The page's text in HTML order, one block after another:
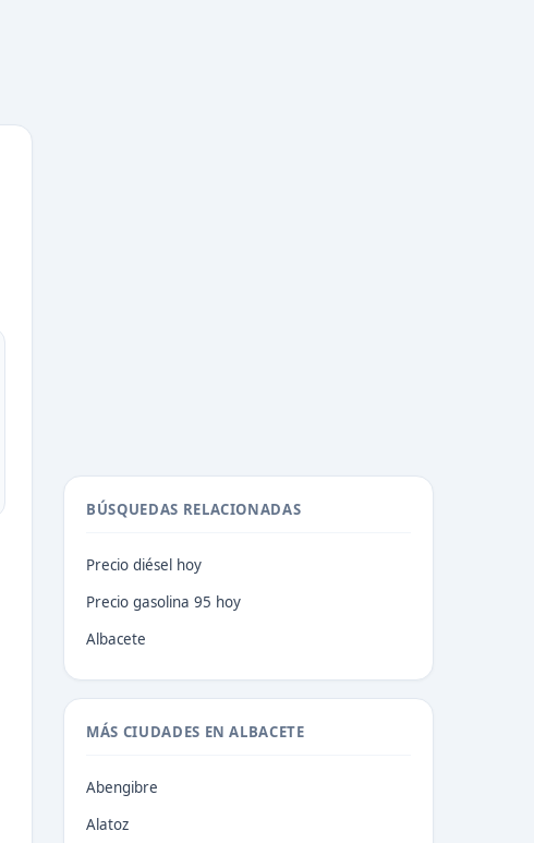
BÚSQUEDAS RELACIONADAS
Precio diésel hoy
Precio gasolina 95 hoy
Albacete
MÁS CIUDADES EN ALBACETE
Abengibre
Alatoz